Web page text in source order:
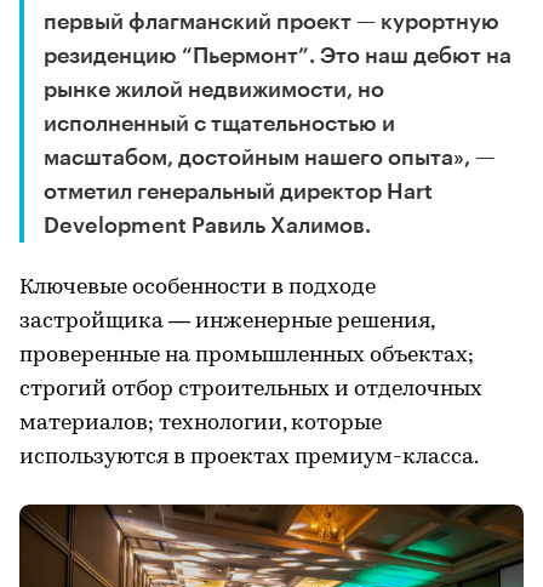
первый флагманский проект — курортную
резиденцию “Пьермонт”. Это наш дебют на
рынке жилой недвижимости, но
исполненный с тщательностью и
масштабом, достойным нашего опыта», —
отметил генеральный директор Hart
Development Равиль Халимов.
Ключевые особенности в подходе
застройщика — инженерные решения,
проверенные на промышленных объектах;
строгий отбор строительных и отделочных
материалов; технологии, которые
используются в проектах премиум-класса.